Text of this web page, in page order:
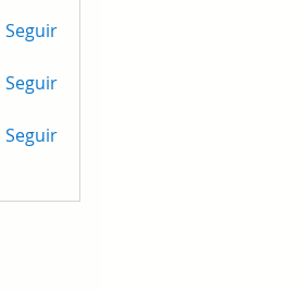
Seguir
Seguir
Seguir